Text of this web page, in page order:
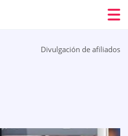
Divulgación de afiliados